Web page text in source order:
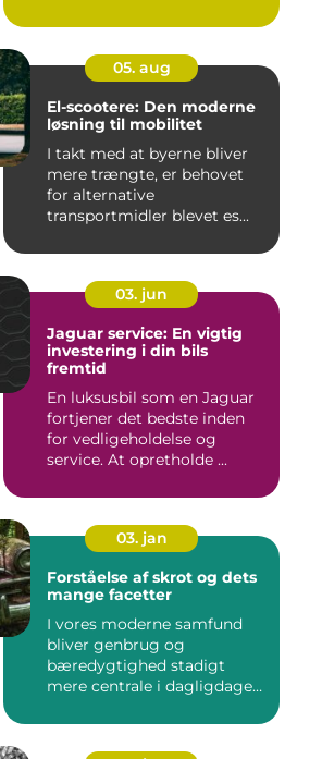
05. aug
El-scootere: Den moderne
løsning til mobilitet
I takt med at byerne bliver
mere trængte, er behovet
for alternative
transportmidler blevet es...
03. jun
Jaguar service: En vigtig
investering i din bils
fremtid
En luksusbil som en Jaguar
fortjener det bedste inden
for vedligeholdelse og
service. At opretholde ...
03. jan
Forståelse af skrot og dets
mange facetter
I vores moderne samfund
bliver genbrug og
bæredygtighed stadigt
mere centrale i dagligdagen.